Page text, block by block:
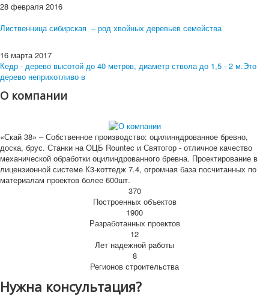
28 февраля 2016
Лиственница сибирская – род хвойных деревьев семейства
16 марта 2017
Кедр - дерево высотой до 40 метров, диаметр ствола до 1,5 - 2 м.Это
дерево неприхотливо в
О компании
«Скай 38» – Собственное производство: оцилинндрованное бревно,
доска, брус. Станки на ОЦБ Rountec и Святогор - отличное качество
механической обработки оцилиндрованного бревна. Проектирование в
лицензионной системе К3-коттедж 7.4, огромная база посчитанных по
материалам проектов более 600шт.
370
Построенных объектов
1900
Разработанных проектов
12
Лет надежной работы
8
Регионов строительства
Нужна консультация?